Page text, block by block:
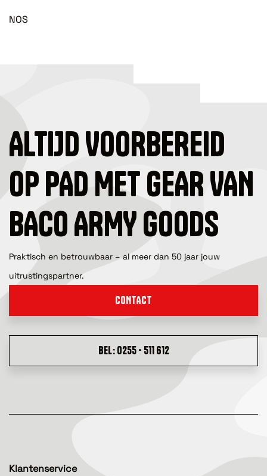
NOS
ALTIJD VOORBEREID
OP PAD MET GEAR VAN
BACO ARMY GOODS
Praktisch en betrouwbaar – al meer dan 50 jaar jouw
uitrustingspartner.
CONTACT
BEL: 0255 - 511 612
Klantenservice